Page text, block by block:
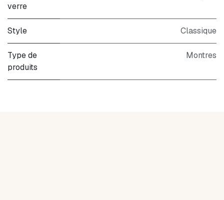
verre
Style Classique
Type de
produits
Montres